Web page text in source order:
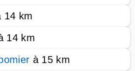
14 km
14 km
à 15 km